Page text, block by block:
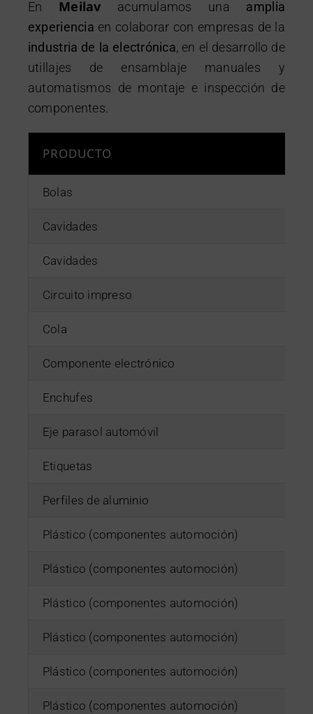
Contacto
En Meilav acumulamos una amplia
experiencia en colaborar con empresas de la
industria de la electrónica, en el desarrollo de
utillajes de ensamblaje manuales y
automatismos de montaje e inspección de
componentes.
PRODUCTO
Bolas
Cavidades
Cavidades
Circuito impreso
Cola
Componente electrónico
Enchufes
Eje parasol automóvil
Etiquetas
Perfiles de aluminio
Plástico (componentes automoción)
Plástico (componentes automoción)
Plástico (componentes automoción)
Plástico (componentes automoción)
Plástico (componentes automoción)
Plástico (componentes automoción)